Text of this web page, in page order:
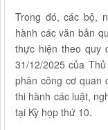
Trong đó, các bộ,
hành các văn bản
thực hiện theo quy
31/12/2025 của
phân công cơ quan
thi hành các luật,
tại Kỳ họp thứ 10.